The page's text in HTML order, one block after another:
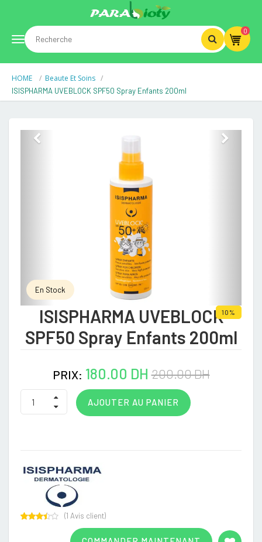
Toggle
navigation
0
HOME Beaute Et Soins
ISISPHARMA UVEBLOCK SPF50 Spray Enfants 200ml
En Stock
10%
ISISPHARMA UVEBLOCK
SPF50 Spray Enfants 200ml
PRIX: 180.00 DH200.00 DH
AJOUTER AU PANIER
(1 Avis client)